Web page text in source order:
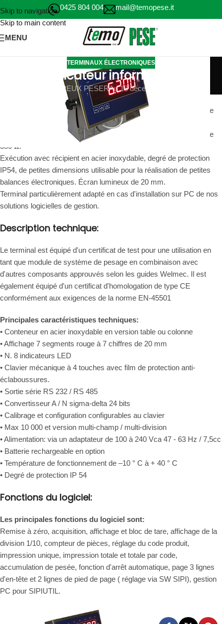
Skip to navigation
Skip to main content
0425 804 004 mail@temopese.it
MENU
TERMINAUX ÉLECTRONIQUES
indicateur informatisé
JE PEUX PESERAu 18 décembre 2020
Dans notre indicateur informatisé INOX RED LED H20, il peut être
connecté à toutes les plates-formes de pesage électroniques
fabriquées avec une seule cellule jusqu'à 8 capteurs de pesage de
350 Ω.
Exécution avec récipient en acier inoxydable, degré de protection
IP54, de petites dimensions utilisable pour la réalisation de petites
balances électroniques. Écran lumineux de 20 mm.
Terminal particulièrement adapté en cas d'installation sur PC de nos
solutions logicielles de gestion.
Description technique:
Le terminal est équipé d'un certificat de test pour une utilisation en
tant que module de système de pesage en combinaison avec
d'autres composants approuvés selon les guides Welmec. Il est
également équipé d'un certificat d'homologation de type CE
conformément aux exigences de la norme EN-45501
Principales caractéristiques techniques:
• Conteneur en acier inoxydable en version table ou colonne
• Affichage 7 segments rouge à 7 chiffres de 20 mm
• N. 8 indicateurs LED
• Clavier mécanique à 4 touches avec film de protection anti-
éclaboussures.
• Sortie série RS 232 / RS 485
• Convertisseur A / N sigma-delta 24 bits
• Calibrage et configuration configurables au clavier
• Max 10 000 et version multi-champ / multi-division
• Alimentation: via un adaptateur de 100 à 240 Vca 47 - 63 Hz / 7,5cc
• Batterie rechargeable en option
• Température de fonctionnement de –10 ° C à + 40 ° C
• Degré de protection IP 54
Fonctions du logiciel:
Les principales fonctions du logiciel sont:
Remise à zéro, acquisition, affichage et bloc de tare, affichage de la
division 1/10, compteur de pièces, réglage du code produit,
impression unique, impression totale et totale par code,
accumulation de pesée, fonction d'arrêt automatique, page 3 lignes
d'en-tête et 2 lignes de pied de page ( réglage via SW SIPI), gestion
PC pour SIPIUTIL.